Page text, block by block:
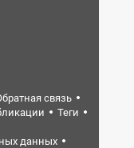
связь
Теги
данных